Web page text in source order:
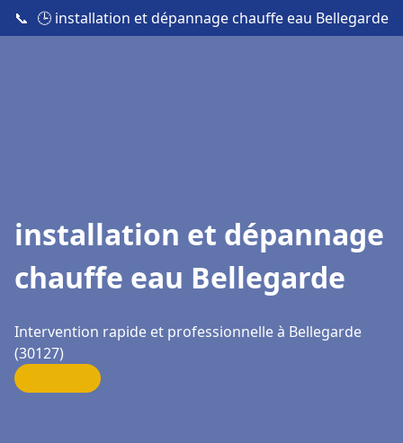
📞 🕒 installation et dépannage chauffe eau Bellegarde
installation et dépannage
chauffe eau Bellegarde
Intervention rapide et professionnelle à Bellegarde
(30127)